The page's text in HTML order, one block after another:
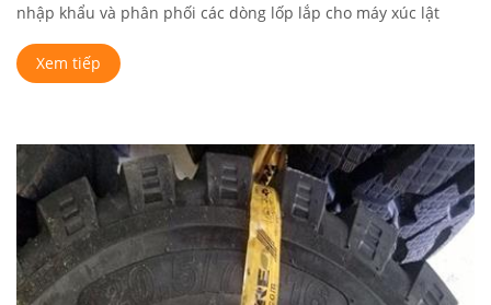
nhập khẩu và phân phối các dòng lốp lắp cho máy xúc lật
Xem tiếp